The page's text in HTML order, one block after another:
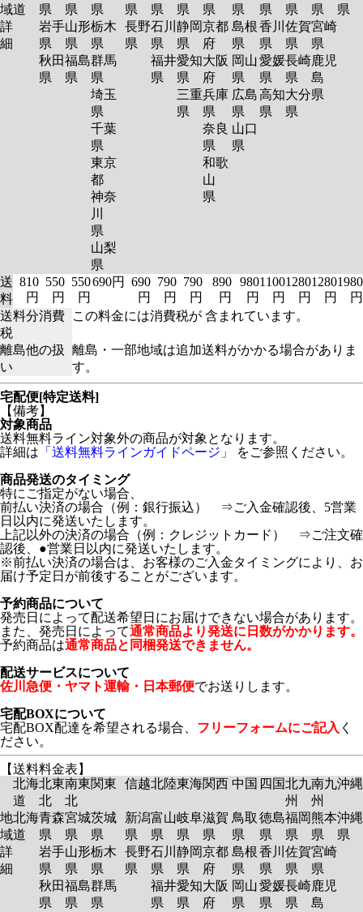
域
詳
細
道 県
岩手
県
秋田
県
県
山形
県
福島
県
県
栃木
県
群馬
県
埼玉
県
千葉
県
東京
都
神奈
川
県
山梨
県
県
長野
県
県
石川
県
福井
県
県
静岡
県
愛知
県
三重
県
県
京都
府
大阪
府
兵庫
県
奈良
県
和歌
山
県
県
島根
県
岡山
県
広島
県
山口
県
県
香川
県
愛媛
県
高知
県
県
佐賀
県
長崎
県
大分
県
県
宮崎
県
鹿児
島
県
県
送
料
810
円
550
円
550
円
690円
690
円
790
円
790
円
890
円
980
円
1100
円
1280
円
1280
円
1980
円
送料分消費
税
この料金には消費税が 含まれています。
離島他の扱
い
離島・一部地域は追加送料がかかる場合がありま
す。
宅配便[特定送料]
【備考】
対象商品
送料無料ライン対象外の商品が対象となります。
詳細は 「送料無料ラインガイドページ」
をご参照ください。
商品発送のタイミング
特にご指定がない場合、
前払い決済の場合（例：銀行振込） ⇒ご入金確認後、5営業
日以内に発送いたします。
上記以外の決済の場合（例：クレジットカード） ⇒ご注文確
認後、●営業日以内に発送いたします。
※前払い決済の場合は、お客様のご入金タイミングにより、お
届け予定日が前後することがございます。
予約商品について
発売日によって配送希望日にお届けできない場合があります。
また、発売日によって通常商品より発送に日数がかかります。
予約商品は通常商品と同梱発送できません。
配送サービスについて
佐川急便・ヤマト運輸・日本郵便でお送りします。
宅配BOXについて
宅配BOX配達を希望される場合、 フリーフォームにご記入 く
ださい。
【送料料金表】
北海
道
北東
北
南東
北
関東 信越北陸東海関西 中国 四国北九
州
南九
州
沖縄
地
域
詳
細
北海
道
青森
県
岩手
県
秋田
県
宮城
県
山形
県
福島
県
茨城
県
栃木
県
群馬
県
新潟
県
長野
県
富山
県
石川
県
福井
県
岐阜
県
静岡
県
愛知
県
滋賀
県
京都
府
大阪
府
鳥取
県
島根
県
岡山
県
徳島
県
香川
県
愛媛
県
福岡
県
佐賀
県
長崎
県
熊本
県
宮崎
県
鹿児
島
沖縄
県